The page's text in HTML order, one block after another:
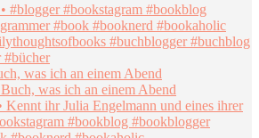
was ich an einem Abend